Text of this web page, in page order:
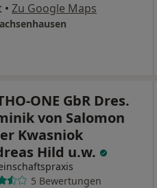
• Zu Google Maps
ONE GbR Dres.
von Salomon
Kwasniok
Hild u.w.
5 Bewertungen